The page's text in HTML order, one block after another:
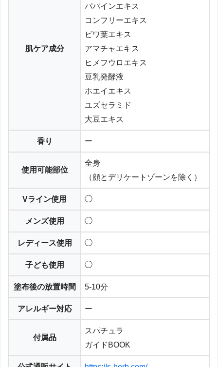
肌ケア成分
パパインエキス
コンフリーエキス
ビワ葉エキス
アマチャエキス
ヒメフウロエキス
豆乳発酵液
ホエイエキス
ユズセラミド
大豆エキス
香り ー
使用可能部位
全身
（顔とデリケートゾーンを除く）
Vライン使用 ◯
メンズ使用 ◯
レディース使用 ◯
子ども使用 ◯
塗布後の放置時間 5-10分
アレルギー対応 ー
付属品
スパチュラ
ガイドBOOK